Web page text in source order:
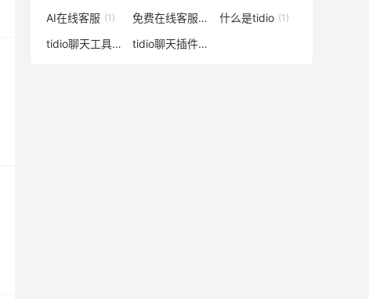
AI在线客服 (1) 免费在线客服系统 (1)
什么是tidio (1)
tidio聊天工具
(1) tidio聊天插件
(1)